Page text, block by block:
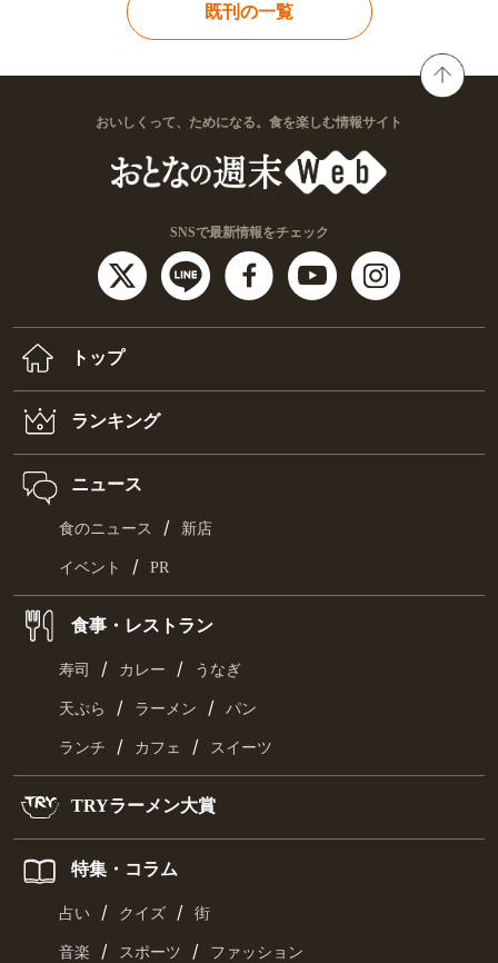
既刊の一覧
おいしくって、ためになる。食を楽しむ情報サイト
SNSで最新情報をチェック
トップ
ランキング
ニュース
食のニュース / 新店
イベント / PR
食事・レストラン
寿司 / カレー / うなぎ
天ぷら / ラーメン / パン
ランチ / カフェ / スイーツ
TRYラーメン大賞
特集・コラム
占い / クイズ / 街
音楽 / スポーツ / ファッション